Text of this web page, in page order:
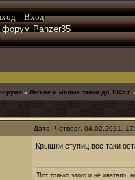
| Вход
Panzer35
» Легкие и малые танки до 1945 г.
Дата: Четверг, 04.02.2021,
Крышки ступиц все таки
"Вот только этого и не